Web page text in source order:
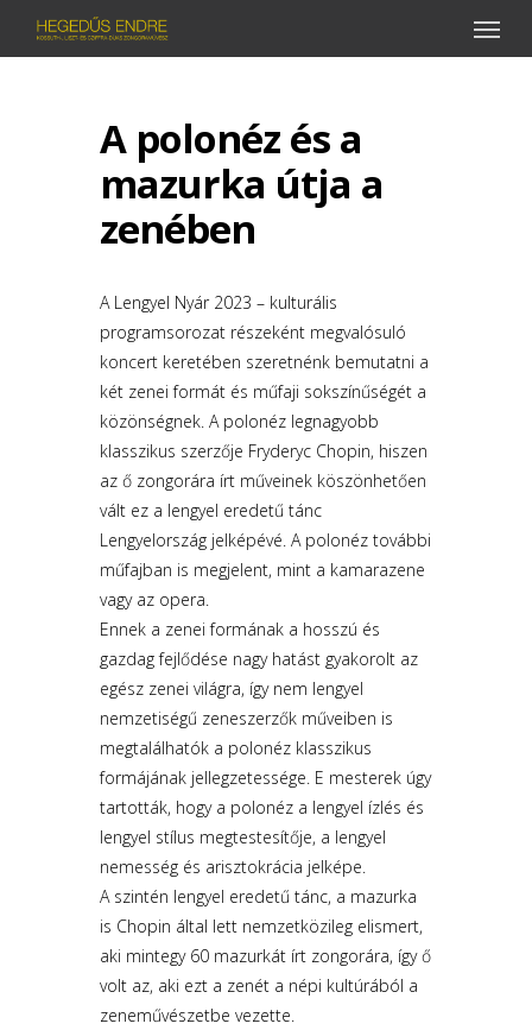
to
Menu
A polonéz és a
mazurka útja a
zenében
​A Lengyel Nyár 2023 – kulturális
programsorozat részeként megvalósuló
koncert keretében szeretnénk bemutatni a
két zenei formát és műfaji sokszínűségét a
közönségnek. A polonéz legnagyobb
klasszikus szerzője Fryderyc Chopin, hiszen
az ő zongorára írt műveinek köszönhetően
vált ez a lengyel eredetű tánc
Lengyelország jelképévé. A polonéz további
műfajban is megjelent, mint a kamarazene
vagy az opera.
Ennek a zenei formának a hosszú és
gazdag fejlődése nagy hatást gyakorolt az
egész zenei világra, így nem lengyel
nemzetiségű zeneszerzők műveiben is
megtalálhatók a polonéz klasszikus
formájának jellegzetessége. E mesterek úgy
tartották, hogy a polonéz a lengyel ízlés és
lengyel stílus megtestesítője, a lengyel
nemesség és arisztokrácia jelképe.
A szintén lengyel eredetű tánc, a mazurka
is Chopin által lett nemzetközileg elismert,
aki mintegy 60 mazurkát írt zongorára, így ő
volt az, aki ezt a zenét a népi kultúrából a
zeneművészetbe vezette.